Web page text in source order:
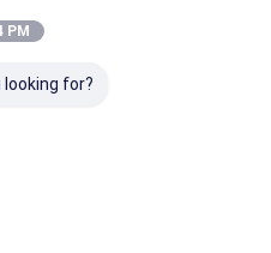
PM
looking for?